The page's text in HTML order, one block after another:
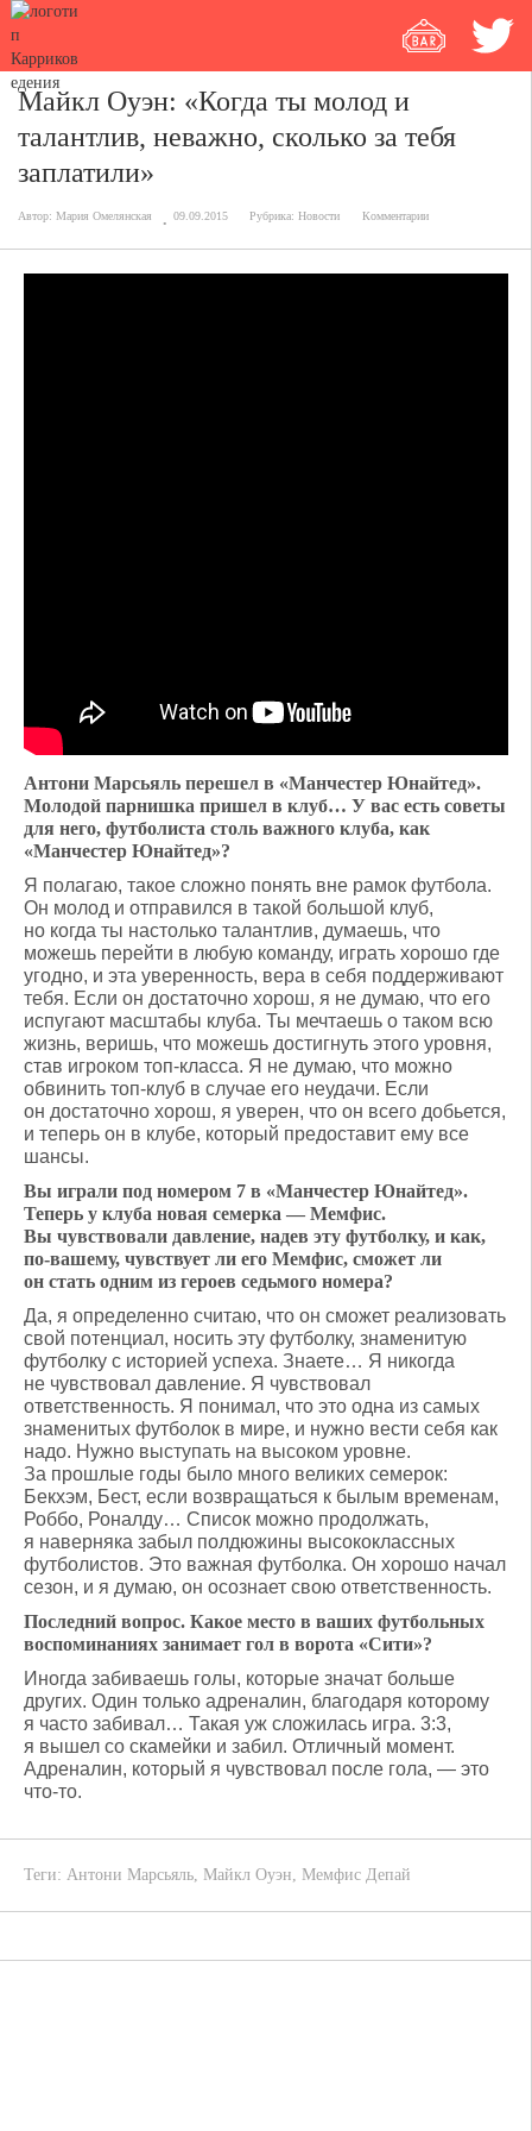
Майкл Оуэн: «Когда ты молод и
талантлив, неважно, сколько за тебя
заплатили»
Автор: Мария Омелянская 09.09.2015 Рубрика: Новости Комментарии
Антони Марсьяль перешел в «Манчестер Юнайтед».
Молодой парнишка пришел в клуб… У вас есть советы
для него, футболиста столь важного клуба, как
«Манчестер Юнайтед»?
Я полагаю, такое сложно понять вне рамок футбола.
Он молод и отправился в такой большой клуб,
но когда ты настолько талантлив, думаешь, что
можешь перейти в любую команду, играть хорошо где
угодно, и эта уверенность, вера в себя поддерживают
тебя. Если он достаточно хорош, я не думаю, что его
испугают масштабы клуба. Ты мечтаешь о таком всю
жизнь, веришь, что можешь достигнуть этого уровня,
став игроком топ-класса. Я не думаю, что можно
обвинить топ-клуб в случае его неудачи. Если
он достаточно хорош, я уверен, что он всего добьется,
и теперь он в клубе, который предоставит ему все
шансы.
Вы играли под номером 7 в «Манчестер Юнайтед».
Теперь у клуба новая семерка — Мемфис.
Вы чувствовали давление, надев эту футболку, и как,
по-вашему, чувствует ли его Мемфис, сможет ли
он стать одним из героев седьмого номера?
Да, я определенно считаю, что он сможет реализовать
свой потенциал, носить эту футболку, знаменитую
футболку с историей успеха. Знаете… Я никогда
не чувствовал давление. Я чувствовал
ответственность. Я понимал, что это одна из самых
знаменитых футболок в мире, и нужно вести себя как
надо. Нужно выступать на высоком уровне.
За прошлые годы было много великих семерок:
Бекхэм, Бест, если возвращаться к былым временам,
Роббо, Роналду… Список можно продолжать,
я наверняка забыл полдюжины высококлассных
футболистов. Это важная футболка. Он хорошо начал
сезон, и я думаю, он осознает свою ответственность.
Последний вопрос. Какое место в ваших футбольных
воспоминаниях занимает гол в ворота «Сити»?
Иногда забиваешь голы, которые значат больше
других. Один только адреналин, благодаря которому
я часто забивал… Такая уж сложилась игра. 3:3,
я вышел со скамейки и забил. Отличный момент.
Адреналин, который я чувствовал после гола, — это
что-то.
Теги: Антони Марсьяль, Майкл Оуэн, Мемфис Депай